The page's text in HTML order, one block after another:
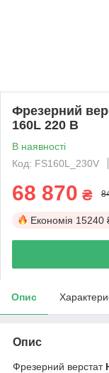
Фрезерний
160L 220 В
В наявності
Код: FS160L_230V
68 870 ₴
Економія 15240
Опис
Опис
Фрезерний верстат